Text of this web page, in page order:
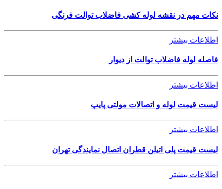
نکات مهم در نقشه لوله کشی فاضلاب توالت فرنگی
اطلاعات بیشتر
فاصله لوله فاضلاب توالت از دیوار
اطلاعات بیشتر
لیست قیمت لوله و اتصالات مولتی پایپ
اطلاعات بیشتر
لیست قیمت پلی اتیلن قطران اتصال نمایندگی تهران
اطلاعات بیشتر